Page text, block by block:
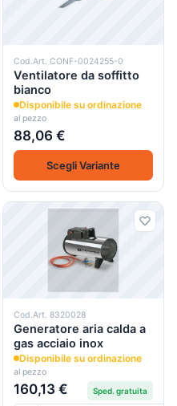
Cod.Art. CONF-0024255-0
Ventilatore da soffitto
bianco
Disponibile su ordinazione
al pezzo
88,06 €
Scegli Variante
Cod.Art. 8320028
Generatore aria calda a
gas acciaio inox
Disponibile su ordinazione
al pezzo
160,13 € Sped. gratuita